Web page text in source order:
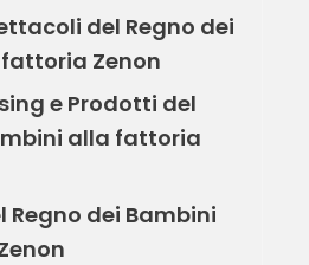
del Regno dei
Zenon
e Prodotti del
alla fattoria
Regno dei Bambini